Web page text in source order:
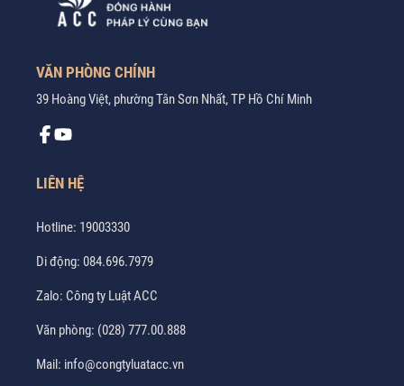
VĂN PHÒNG CHÍNH
39 Hoàng Việt, phường Tân Sơn Nhất, TP Hồ Chí Minh
LIÊN HỆ
Hotline: 19003330
Di động: 084.696.7979
Zalo: Công ty Luật ACC
Văn phòng: (028) 777.00.888
Mail: info@congtyluatacc.vn